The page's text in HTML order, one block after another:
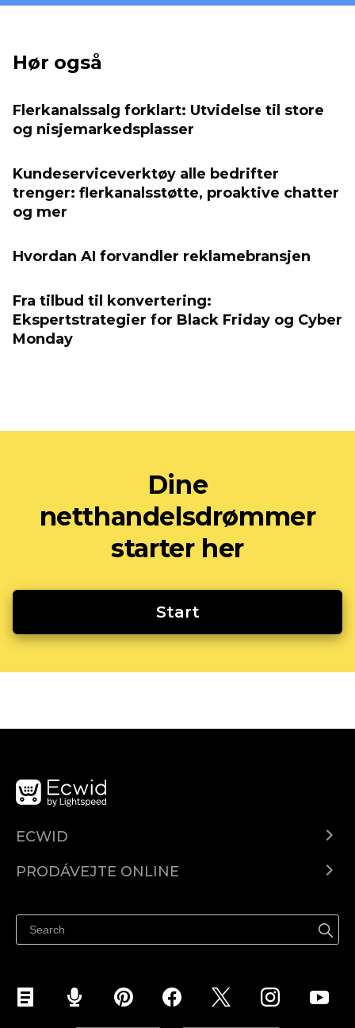
Hør også
Flerkanalssalg forklart: Utvidelse til store
og nisjemarkedsplasser
Kundeserviceverktøy alle bedrifter
trenger: flerkanalsstøtte, proaktive chatter
og mer
Hvordan AI forvandler reklamebransjen
Fra tilbud til konvertering:
Ekspertstrategier for Black Friday og Cyber
​​Monday
Dine
netthandelsdrømmer
starter her
Start
ECWID
Ceny
PRODÁVEJTE ONLINE
Prodávejte na Facebooku
Prodávejte na Instagramu